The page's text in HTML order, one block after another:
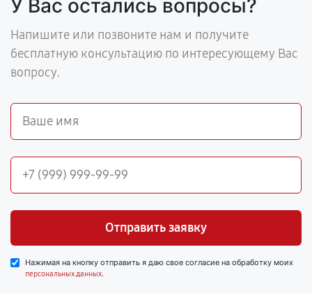
У Вас остались вопросы?
Напишите или позвоните нам и получите
бесплатную консультацию по интересующему Вас
вопросу.
Отправить заявку
Нажимая на кнопку отправить я даю свое согласие на обработку моих
персональных данных.